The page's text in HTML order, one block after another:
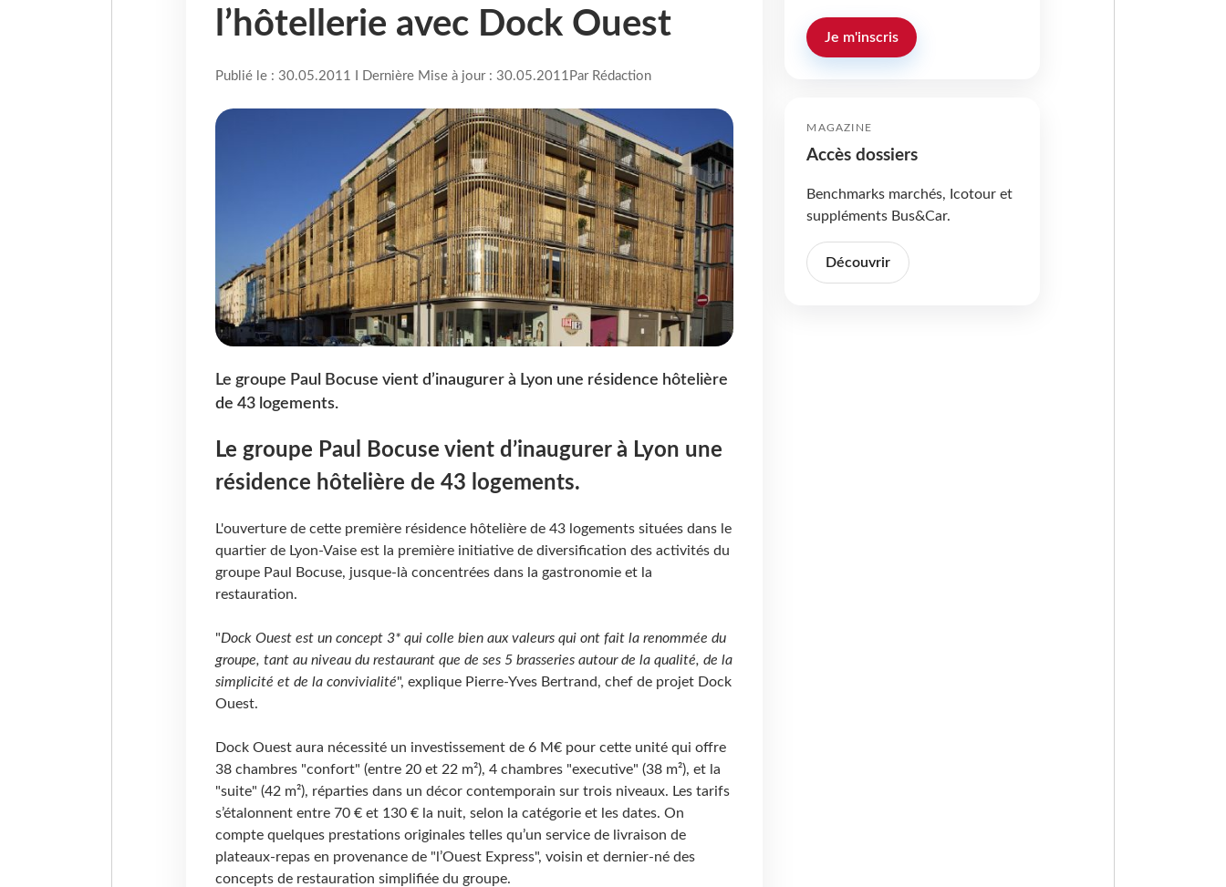
l’hôtellerie avec Dock Ouest
Publié le : 30.05.2011 I Dernière Mise à jour : 30.05.2011 Par Rédaction
Le groupe Paul Bocuse vient d’inaugurer à Lyon une résidence hôtelière
de 43 logements.
Le groupe Paul Bocuse vient d’inaugurer à Lyon une
résidence hôtelière de 43 logements.
L'ouverture de cette première résidence hôtelière de 43 logements situées dans le
quartier de Lyon-Vaise est la première initiative de diversification des activités du
groupe Paul Bocuse, jusque-là concentrées dans la gastronomie et la
restauration.
"Dock Ouest est un concept 3* qui colle bien aux valeurs qui ont fait la renommée du
groupe, tant au niveau du restaurant que de ses 5 brasseries autour de la qualité, de la
simplicité et de la convivialité", explique Pierre-Yves Bertrand, chef de projet Dock
Ouest.
Dock Ouest aura nécessité un investissement de 6 M€ pour cette unité qui offre
38 chambres "confort" (entre 20 et 22 m²), 4 chambres "executive" (38 m²), et la
"suite" (42 m²), réparties dans un décor contemporain sur trois niveaux. Les tarifs
s’étalonnent entre 70 € et 130 € la nuit, selon la catégorie et les dates. On
compte quelques prestations originales telles qu’un service de livraison de
plateaux-repas en provenance de "l’Ouest Express", voisin et dernier-né des
concepts de restauration simplifiée du groupe.
Je m'inscris
MAGAZINE
Accès dossiers
Benchmarks marchés, Icotour et
suppléments Bus&Car.
Découvrir